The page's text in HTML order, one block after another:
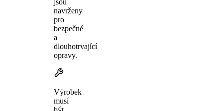
navrženy
pro
bezpečné
a
dlouhotrvající
opravy.
Výrobek
musí